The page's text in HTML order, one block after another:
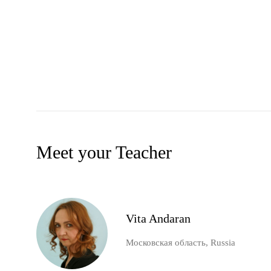
Meet your Teacher
Vita Andaran
Московская область, Russia